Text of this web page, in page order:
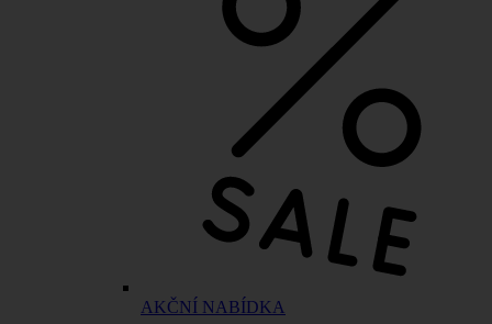
AKČNÍ NABÍDKA